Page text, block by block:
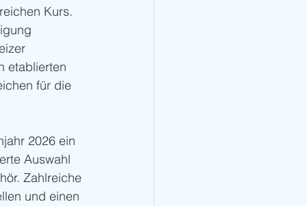
Kurs.
etablierten
für die
2026 ein
Auswahl
Zahlreiche
und einen